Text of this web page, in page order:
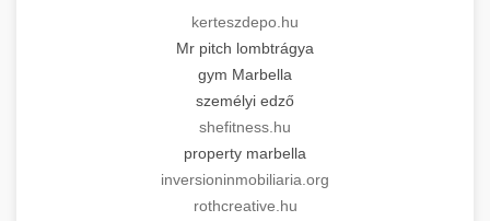
kerteszdepo.hu
Mr pitch lombtrágya
gym Marbella
személyi edző
shefitness.hu
property marbella
inversioninmobiliaria.org
rothcreative.hu